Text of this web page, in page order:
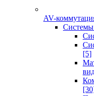
AV-
[5]